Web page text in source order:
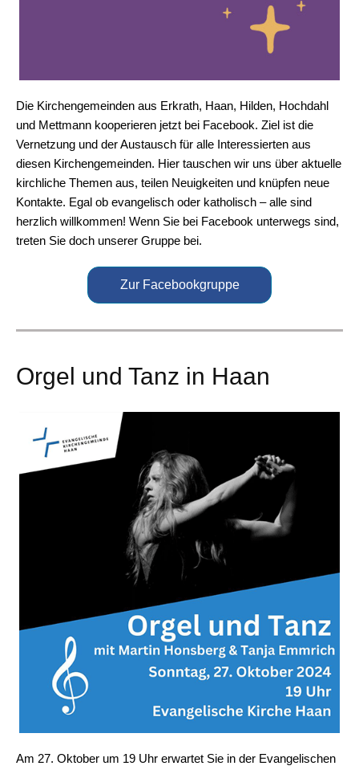
Die Kirchengemeinden aus Erkrath, Haan, Hilden, Hochdahl
und Mettmann kooperieren jetzt bei Facebook. Ziel ist die
Vernetzung und der Austausch für alle Interessierten aus
diesen Kirchengemeinden. Hier tauschen wir uns über aktuelle
kirchliche Themen aus, teilen Neuigkeiten und knüpfen neue
Kontakte. Egal ob evangelisch oder katholisch – alle sind
herzlich willkommen! Wenn Sie bei Facebook unterwegs sind,
treten Sie doch unserer Gruppe bei.
Zur Facebookgruppe
Orgel und Tanz in Haan
Am 27. Oktober um 19 Uhr erwartet Sie in der Evangelischen